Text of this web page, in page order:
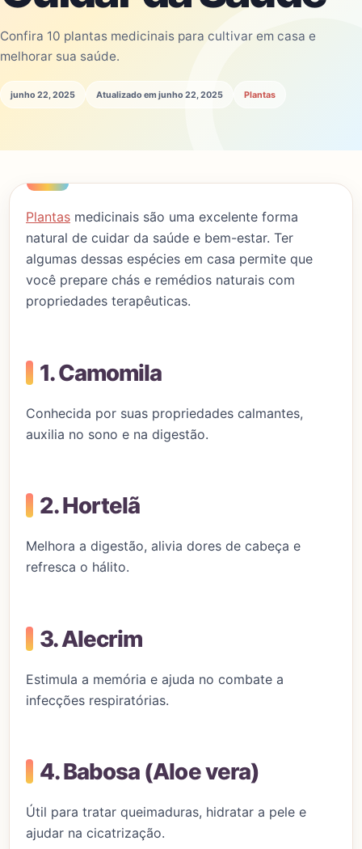
Confira 10 plantas medicinais para cultivar em casa e
melhorar sua saúde.
junho 22, 2025 Atualizado em junho 22, 2025 Plantas
Plantas medicinais são uma excelente forma
natural de cuidar da saúde e bem-estar. Ter
algumas dessas espécies em casa permite que
você prepare chás e remédios naturais com
propriedades terapêuticas.
1. Camomila
Conhecida por suas propriedades calmantes,
auxilia no sono e na digestão.
2. Hortelã
Melhora a digestão, alivia dores de cabeça e
refresca o hálito.
3. Alecrim
Estimula a memória e ajuda no combate a
infecções respiratórias.
4. Babosa (Aloe vera)
Útil para tratar queimaduras, hidratar a pele e
ajudar na cicatrização.